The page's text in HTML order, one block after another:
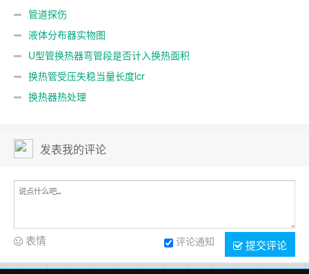
管道探伤
液体分布器实物图
U型管换热器弯管段是否计入换热面积
换热管受压失稳当量长度lcr
换热器热处理
发表我的评论
提交评论
评论通知
表情